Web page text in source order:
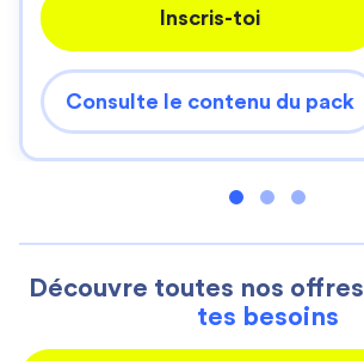
Inscris-toi
Consulte le contenu du pack
Découvre toutes nos offres
tes besoins